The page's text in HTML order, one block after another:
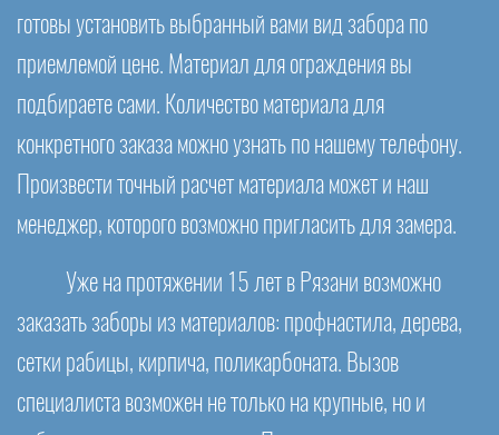
готовы установить выбранный вами вид забора по
приемлемой цене. Материал для ограждения вы
подбираете сами. Количество материала для
конкретного заказа можно узнать по нашему телефону.
Произвести точный расчет материала может и наш
менеджер, которого возможно пригласить для замера.
Уже на протяжении 15 лет в Рязани возможно
заказать заборы из материалов: профнастила, дерева,
сетки рабицы, кирпича, поликарбоната. Вызов
специалиста возможен не только на крупные, но и